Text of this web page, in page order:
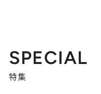
SPECIAL
特集